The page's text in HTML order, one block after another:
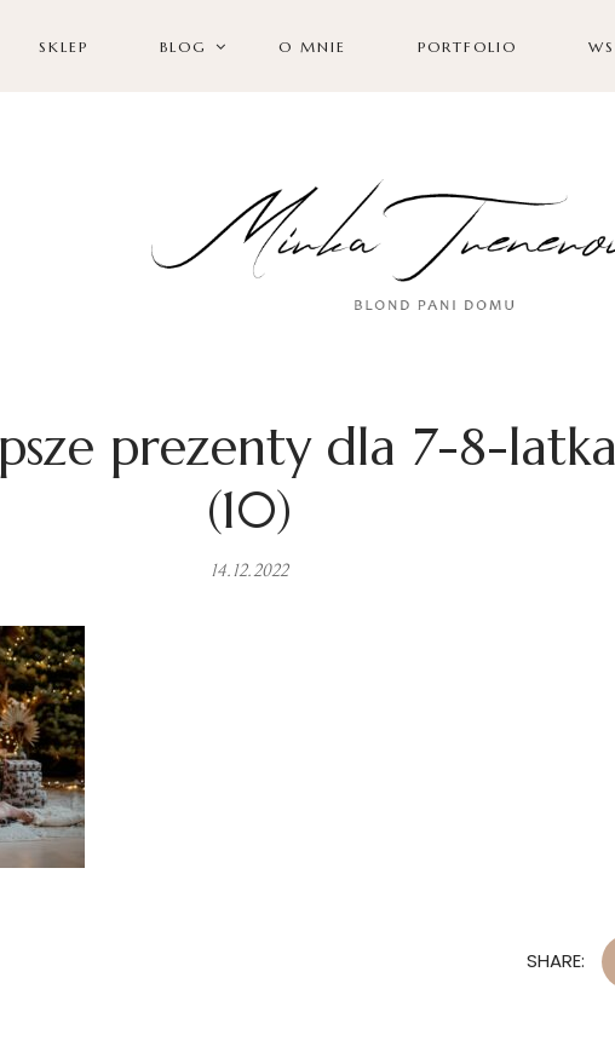
SKLEP BLOG O MNIE PORTFOLIO
prezenty dla 7-8-latka
(10)
14.12.2022
SHARE: